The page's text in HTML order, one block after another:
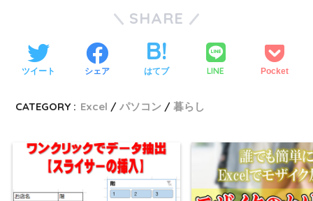
SHARE
ツイート シェア はてブ LINE Pocket
CATEGORY : Excel パソコン 暮らし